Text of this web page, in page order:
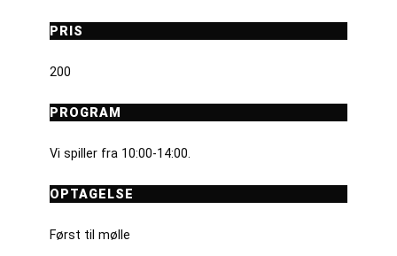
PRIS
200
PROGRAM
Vi spiller fra 10:00-14:00.
OPTAGELSE
Først til mølle